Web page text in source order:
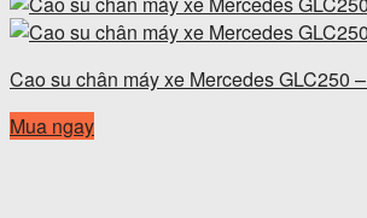
Cao su chân máy xe Mercedes GLC250
Mua ngay